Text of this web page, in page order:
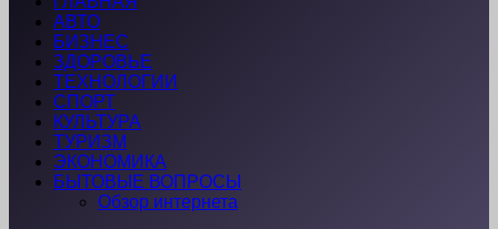
АВТО
БИЗНЕС
ЗДОРОВЬЕ
ТЕХНОЛОГИИ
СПОРТ
КУЛЬТУРА
ТУРИЗМ
ЭКОНОМИКА
БЫТОВЫЕ ВОПРОСЫ
Обзор интернета